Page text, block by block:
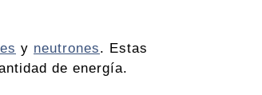
y neutrones. Estas
de energía.